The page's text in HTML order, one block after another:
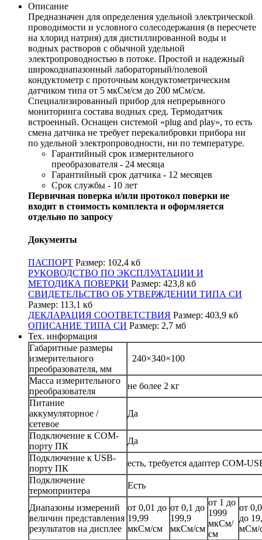
Описание
Предназначен для определения удельной электрической
проводимости и условного солесодержания (в пересчете
на хлорид натрия) для дистиллированной воды и
водных растворов с обычной удельной
электропроводностью в потоке. Простой и надежный
широкодиапазонный лабораторный/полевой
кондуктометр с проточным кондуктометрическим
датчиком типа от 5 мкСм/см до 200 мСм/см.
Специализированный прибор для непрерывного
мониторинга состава водных сред. Термодатчик
встроенный. Оснащен системой «plug and play», то есть
смена датчика не требует перекалибровки прибора ни
по удельной электропроводности, ни по температуре.
Гарантийный срок измерительного
преобразователя - 24 месяца
Гарантийный срок датчика - 12 месяцев
Срок службы - 10 лет
Первичная поверка и/или протокол поверки не
входит в стоимость комплекта и оформляется
отдельно по запросу
Документы
ПАСПОРТ Размер: 102,4 кб
РУКОВОДСТВО ПО ЭКСПЛУАТАЦИИ И
МЕТОДИКА ПОВЕРКИ Размер: 423,8 кб
СВИДЕТЕЛЬСТВО ОБ УТВЕРЖДЕНИИ ТИПА СИ
Размер: 113,1 кб
ДЕКЛАРАЦИЯ СООТВЕТСТВИЯ Размер: 403,9 кб
ОПИСАНИЕ ТИПА СИ Размер: 2,7 мб
Тех. информация
Габаритные размеры
измерительного
преобразователя, мм
240×340×100
Масса измерительного
преобразователя
не более 2 кг
Питание
аккумуляторное /
сетевое
Да
Подключение к СОМ-
порту ПК
Да
Подключение к USB-
порту ПК
есть, требуется адаптер COM-
Подключение
термопринтера
Есть
Диапазоны измерений
величин представления
результатов на дисплее
от 0,01 до
19,99
мкСм/см
от 0,1 до
199,9
мкСм/см
от 1 до
1999
мкСм/
см
от
до
мСм/